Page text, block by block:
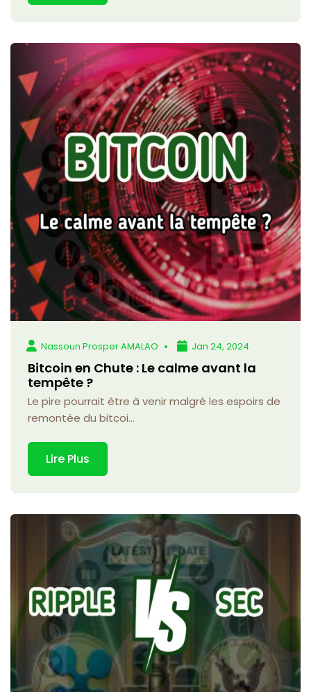
Nassoun Prosper AMALAO Jan 24, 2024
Bitcoin en Chute : Le calme avant la
tempête ?
Le pire pourrait être à venir malgré les espoirs de
remontée du bitcoi...
Lire Plus